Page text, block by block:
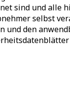
sind und alle
selbst
den